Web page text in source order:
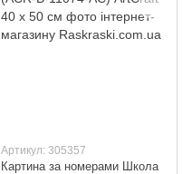
Артикул: 305357
Картина за номерами Школа